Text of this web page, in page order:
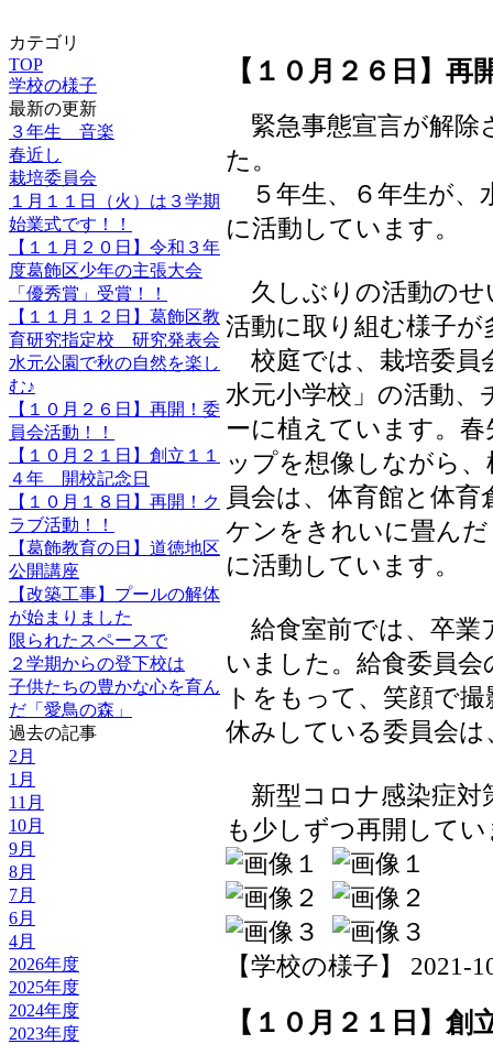
カテゴリ
TOP
学校の様子
最新の更新
３年生 音楽
春近し
栽培委員会
１月１１日（火）は３学期
始業式です！！
【１１月２０日】令和３年
度葛飾区少年の主張大会
「優秀賞」受賞！！
【１１月１２日】葛飾区教
育研究指定校 研究発表会
水元公園で秋の自然を楽し
む♪
【１０月２６日】再開！委
員会活動！！
【１０月２１日】創立１１
４年 開校記念日
【１０月１８日】再開！ク
ラブ活動！！
【葛飾教育の日】道徳地区
公開講座
【改築工事】プールの解体
が始まりました
限られたスペースで
２学期からの登下校は
子供たちの豊かな心を育ん
だ「愛鳥の森」
過去の記事
2月
1月
11月
10月
9月
8月
7月
6月
4月
2026年度
2025年度
2024年度
2023年度
【１０月２６日】再
緊急事態宣言が解除
た。
５年生、６年生が、
に活動しています。
久しぶりの活動のせ
活動に取り組む様子
校庭では、栽培委員
水元小学校」の活動
ーに植えています。
ップを想像しながら
員会は、体育館と体
ケンをきれいに畳ん
に活動しています。
給食室前では、卒業
いました。給食委員
トをもって、笑顔で
休みしている委員会
新型コロナ感染症対
も少しずつ再開して
【学校の様子】 2021-
【１０月２１日】